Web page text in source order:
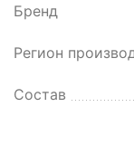
Бренд
Регион
Состав